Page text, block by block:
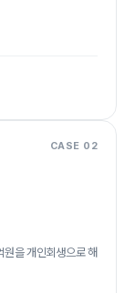
CASE 02
을 개인회생으로 해